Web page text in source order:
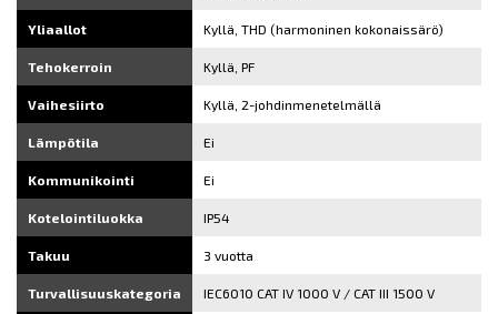
Yliaallot Kyllä, THD (harmoninen kokonaissärö)
Tehokerroin Kyllä, PF
Vaihesiirto Kyllä, 2-johdinmenetelmällä
Lämpötila Ei
Kommunikointi Ei
Kotelointiluokka IP54
Takuu 3 vuotta
Turvallisuuskategoria IEC6010 CAT IV 1000 V / CAT III 1500 V